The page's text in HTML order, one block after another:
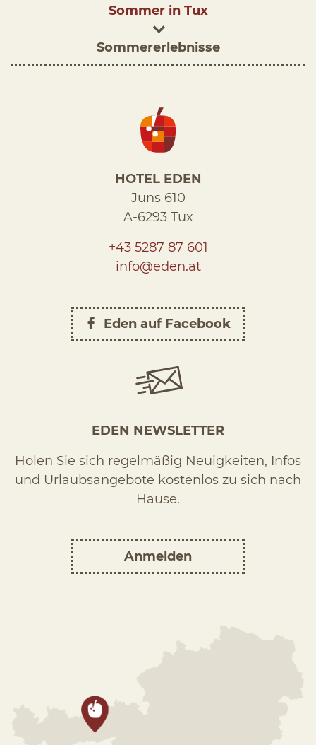
Sommer in Tux
Sommererlebnisse
HOTEL EDEN
Juns 610
A-6293 Tux
+43 5287 87 601
info@eden.at
Eden auf Facebook
EDEN NEWSLETTER
Holen Sie sich regelmäßig Neuigkeiten, Infos
und Urlaubsangebote kostenlos zu sich nach
Hause.
Anmelden